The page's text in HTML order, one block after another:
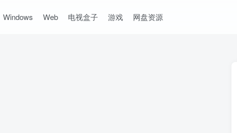
Windows Web 电视盒子 游戏 网盘资源